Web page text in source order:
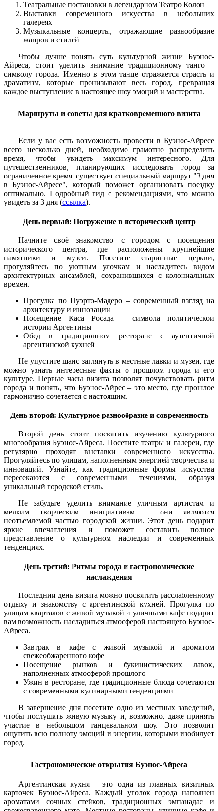
Театральные постановки в легендарном Театро Колон
Выставки современного искусства в небольших
галереях
Музыкальные концерты, отражающие разнообразие
жанров и стилей
Чтобы лучше понять суть культурной жизни Буэнос-
Айреса, стоит уделить внимание традиционному танго –
символу города. Именно в этом танце отражается страсть и
драматизм, которые пронизывают весь город, превращая
каждое выступление в настоящее шоу эмоций и мастерства.
Маршруты и советы для кратковременного визита
Если у вас есть возможность провести в Буэнос-Айресе
всего несколько дней, необходимо грамотно распределить
время, чтобы увидеть максимум интересного. Для
путешественников, планирующих исследовать город за
ограниченное время, существует специальный маршрут "3 дня
в Буэнос-Айресе", который поможет организовать поездку
оптимально. Подробный гид с рекомендациями, что можно
увидеть за 3 дня (ссылка).
День первый: Погружение в исторический центр
Начните своё знакомство с городом с посещения
исторического центра, где расположены крупнейшие
памятники и музеи. Посетите старинные церкви,
прогуляйтесь по уютным улочкам и насладитесь видом
архитектурных ансамблей, сохранившихся с колониальных
времен.
Прогулка по Пуэрто-Мадеро – современный взгляд на
архитектуру и инновации
Посещение Каса Росада – символа политической
истории Аргентины
Обед в традиционном ресторане с аутентичной
аргентинской кухней
Не упустите шанс заглянуть в местные лавки и музеи, где
можно узнать интересные факты о прошлом города и его
культуре. Первые часы визита позволят почувствовать ритм
города и понять, что Буэнос-Айрес – это место, где прошлое
гармонично сочетается с настоящим.
День второй: Культурное разнообразие и современность
Второй день стоит посвятить изучению культурного
многообразия Буэнос-Айреса. Посетите театры и галереи, где
регулярно проходят выставки современного искусства.
Прогуляйтесь по улицам, наполненным энергией творчества и
инноваций. Узнайте, как традиционные формы искусства
пересекаются с современными течениями, образуя
уникальный городской стиль.
Не забудьте уделить внимание уличным артистам и
мелким творческим инициативам – они являются
неотъемлемой частью городской жизни. Этот день подарит
яркие впечатления и поможет составить полное
представление о культурном наследии и современных
тенденциях.
День третий: Ритмы города и гастрономические
наслаждения
Последний день визита можно посвятить расслабленному
отдыху и знакомству с аргентинской кухней. Прогулка по
улицам кварталов с живой музыкой и уличными кафе подарит
вам возможность насладиться атмосферой настоящего Буэнос-
Айреса.
Завтрак в кафе с живой музыкой и ароматом
свежеобжаренного кофе
Посещение рынков и букинистических лавок,
наполненных атмосферой прошлого
Ужин в ресторане, где традиционные блюда сочетаются
с современными кулинарными тенденциями
В завершение дня посетите одно из местных заведений,
чтобы послушать живую музыку и, возможно, даже принять
участие в небольшом танцевальном шоу. Это позволит
ощутить всю полноту эмоций и энергии, которыми изобилует
город.
Гастрономические открытия Буэнос-Айреса
Аргентинская кухня – это одна из главных визитных
карточек Буэнос-Айреса. Каждый уголок города наполнен
ароматами сочных стейков, традиционных эмпанадас и